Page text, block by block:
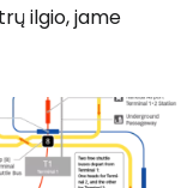
ilgio, jame